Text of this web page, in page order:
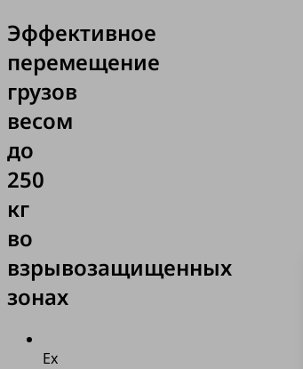
Эффективное
перемещение
грузов
весом
до
250
кг
во
взрывозащищенных
зонах
Ex